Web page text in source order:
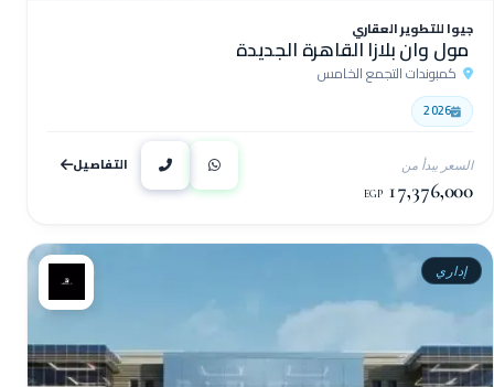
جيوا للتطوير العقاري
مول وان بلازا القاهرة الجديدة
كمبوندات التجمع الخامس
2026
السعر يبدأ من
17,376,000
EGP
التفاصيل
إداري